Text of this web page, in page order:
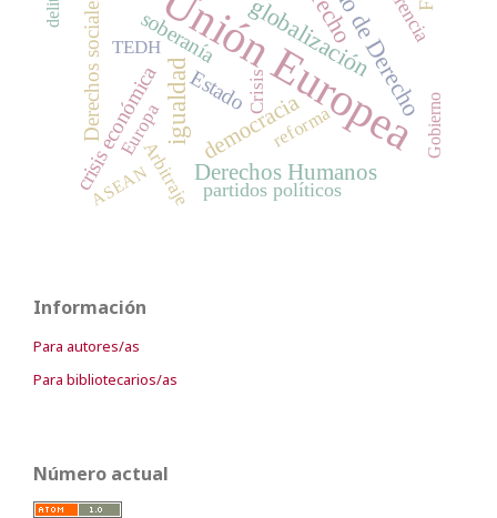
Unión Europea
igualdad
globalización
democracia
Derechos Humanos
crisis económica
Derechos sociales Estado
soberanía
partidos políticos
Crisis
reforma
TEDH
Europa
Arbitraje
Gobierno
ASEAN
delito
Información
Para autores/as
Para bibliotecarios/as
Número actual